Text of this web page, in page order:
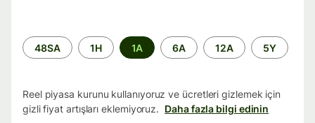
Zaman
aralığı
48SA 1H 1A 6A 12A 5Y
Reel piyasa kurunu kullanıyoruz ve ücretleri gizlemek için
gizli fiyat artışları eklemiyoruz. Daha fazla bilgi edinin